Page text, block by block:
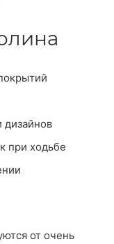
дизайнов
при ходьбе
от очень